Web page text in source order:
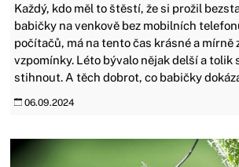
Každý, kdo měl to štěstí, že si prožil
babičky na venkově bez mobilních
počítačů, má na tento čas krásné a mírně
vzpomínky. Léto bývalo nějak delší a tolik
stihnout. A těch dobrot, co babičky
06.09.2024